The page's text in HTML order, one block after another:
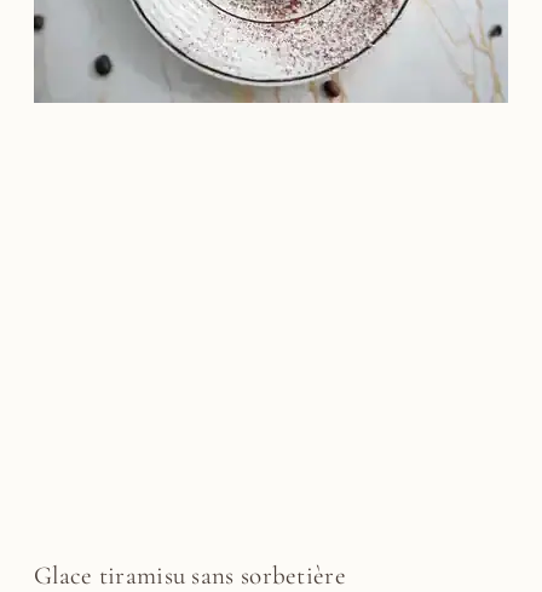
Glace tiramisu sans sorbetière